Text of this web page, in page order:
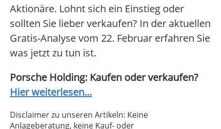
Aktionäre. Lohnt sich ein Einstieg oder
sollten Sie lieber verkaufen? In der aktuellen
Gratis-Analyse vom 22. Februar erfahren Sie
was jetzt zu tun ist.
Porsche Holding: Kaufen oder verkaufen?
Hier weiterlesen...
Disclaimer zu unseren Artikeln: Keine
Anlageberatung, keine Kauf- oder